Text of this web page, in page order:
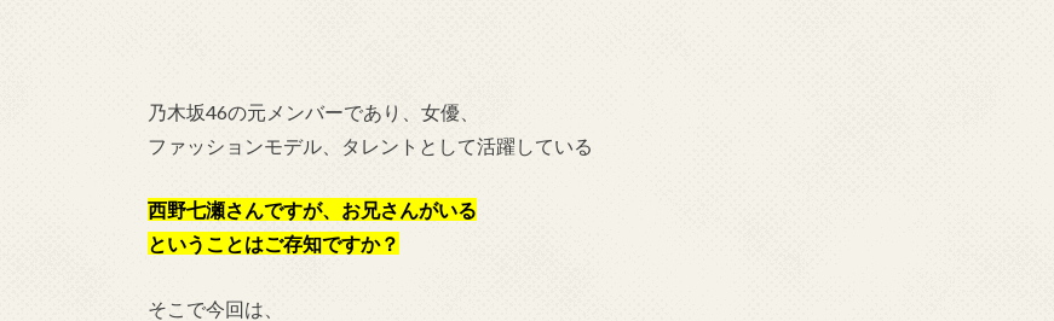
乃木坂46の元メンバーであり、女優、
ファッションモデル、タレントとして活躍している
西野七瀬さんですが、お兄さんがいる
ということはご存知ですか？
そこで今回は、